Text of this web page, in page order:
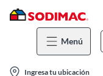
Menú
location-
Ingresa tu ubicación